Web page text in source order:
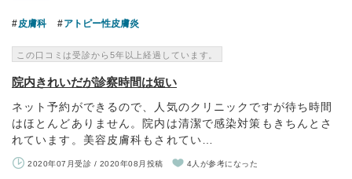
皮膚科 アトピー性皮膚炎
この口コミは受診から5年以上経過しています。
院内きれいだが診察時間は短い
ネット予約ができるので、人気のクリニックですが待ち時間
はほとんどありません。院内は清潔で感染対策もきちんとさ
れています。美容皮膚科もされてい…
2020年07月受診 / 2020年08月投稿 4人が参考になった